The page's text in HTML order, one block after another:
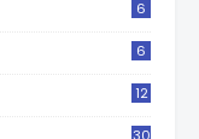
6
6
12